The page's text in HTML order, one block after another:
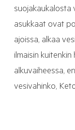
suojakaukalosta
asukkaat ovat
ajoissa, alkaa
ilmaisin
alkuvaiheessa,
vesivahinko,